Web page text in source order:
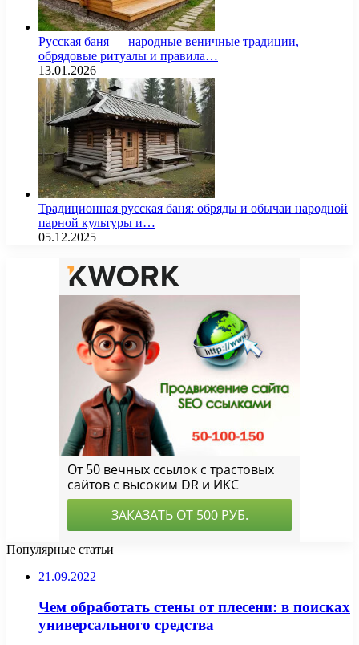
Русская баня — народные веничные традиции,
обрядовые ритуалы и правила…
13.01.2026
Традиционная русская баня: обряды и обычаи народной
парной культуры и…
05.12.2025
Популярные статьи
21.09.2022
Чем обработать стены от плесени: в поисках
универсального средства